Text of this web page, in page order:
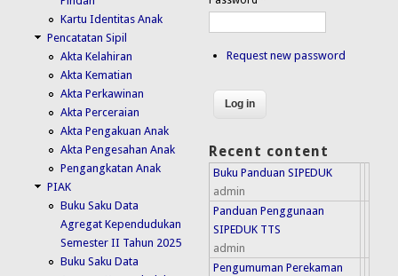
Kartu Identitas Anak
Pencatatan Sipil
Akta Kelahiran
Akta Kematian
Akta Perkawinan
Akta Perceraian
Akta Pengakuan Anak
Akta Pengesahan Anak
Pengangkatan Anak
PIAK
Buku Saku Data
Agregat Kependudukan
Semester II Tahun 2025
Buku Saku Data
Request new password
Recent content
Buku Panduan SIPEDUK
admin
Panduan Penggunaan
SIPEDUK TTS
admin
Pengumuman Perekaman